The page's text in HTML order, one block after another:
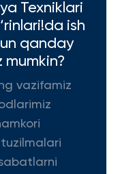
Texniklari
ish
qanday
mumkin?
vazifamiz
tuzilmalari